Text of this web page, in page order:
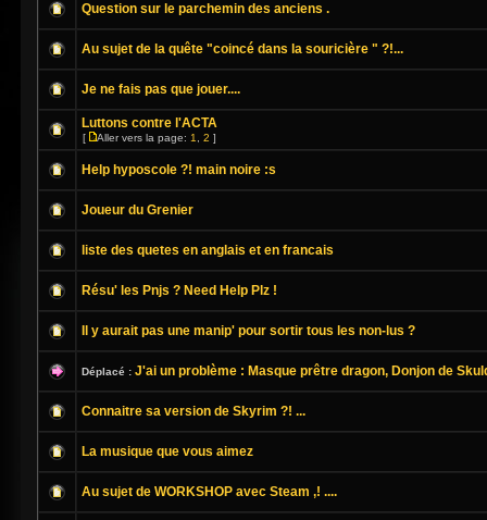
Question sur le parchemin des anciens .
Au sujet de la quête "coincé dans la souricière " ?!...
Je ne fais pas que jouer....
Luttons contre l'ACTA
[ Aller vers la page: 1 2 ]
Help hyposcole ?! main noire :s
Joueur du Grenier
liste des quetes en anglais et en francais
Résu' les Pnjs ? Need Help Plz !
Il y aurait pas une manip' pour sortir tous les non-lus ?
Déplacé : J'ai un problème : Masque prêtre dragon, Donjon de
Connaitre sa version de Skyrim ?! ...
La musique que vous aimez
Au sujet de WORKSHOP avec Steam ,! ....